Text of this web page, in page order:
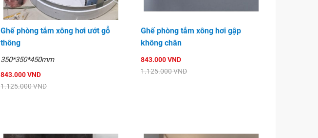
Ghế phòng tắm xông hơi ướt gỗ
thông
350*350*450mm
843.000 VND
1.125.000 VND
Ghế phòng tắm xông hơi gập
không chân
843.000 VND
1.125.000 VND